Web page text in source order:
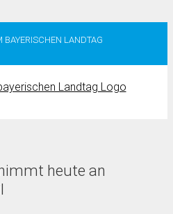
BAYERISCHEN LANDTAG
heute an